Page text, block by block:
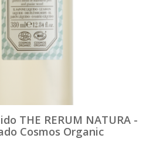
THE RERUM NATURA -
Cosmos Organic